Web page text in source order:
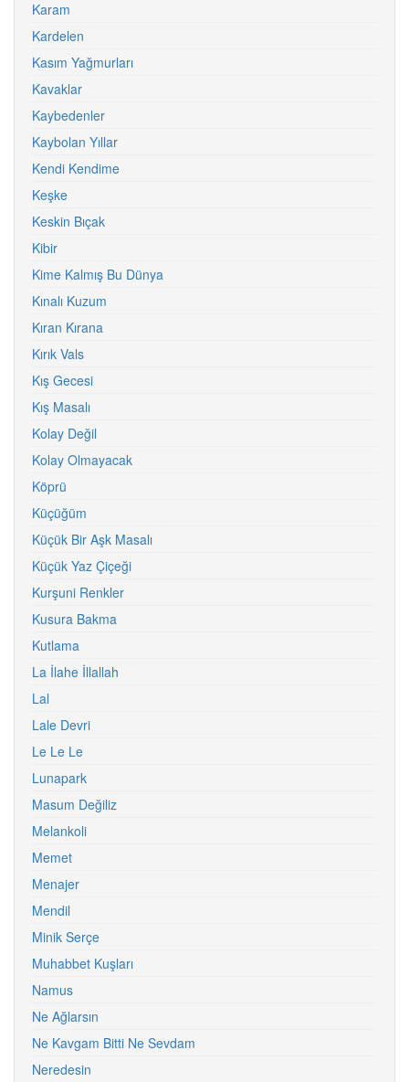
Karam
Kardelen
Kasım Yağmurları
Kavaklar
Kaybedenler
Kaybolan Yıllar
Kendi Kendime
Keşke
Keskin Bıçak
Kibir
Kime Kalmış Bu Dünya
Kınalı Kuzum
Kıran Kırana
Kırık Vals
Kış Gecesi
Kış Masalı
Kolay Değil
Kolay Olmayacak
Köprü
Küçüğüm
Küçük Bir Aşk Masalı
Küçük Yaz Çiçeği
Kurşuni Renkler
Kusura Bakma
Kutlama
La İlahe İllallah
Lal
Lale Devri
Le Le Le
Lunapark
Masum Değiliz
Melankoli
Memet
Menajer
Mendil
Minik Serçe
Muhabbet Kuşları
Namus
Ne Ağlarsın
Ne Kavgam Bitti Ne Sevdam
Neredesin